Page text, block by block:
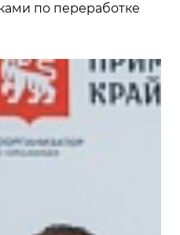
по переработке